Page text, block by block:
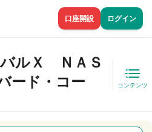
口座開設 ログイン
バルＸ ＮＡＳ
ード・コー
コンテンツ